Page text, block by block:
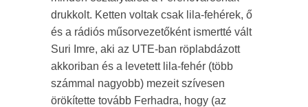
drukkolt. Ketten voltak csak lila-fehérek, ő
és a rádiós műsorvezetőként ismertté vált
Suri Imre, aki az UTE-ban röplabdázott
akkoriban és a levetett lila-fehér (több
számmal nagyobb) mezeit szívesen
örökítette tovább Ferhadra, hogy (az